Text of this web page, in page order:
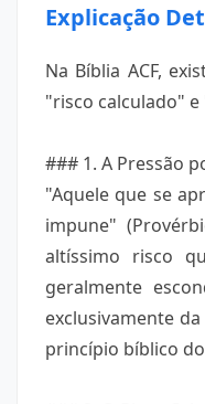
Explicação
Na Bíblia ACF,
"risco calculado"
### 1. A Pressão
"Aquele que se
impune"
altíssimo risco
geralmente
exclusivamente
princípio bíblico